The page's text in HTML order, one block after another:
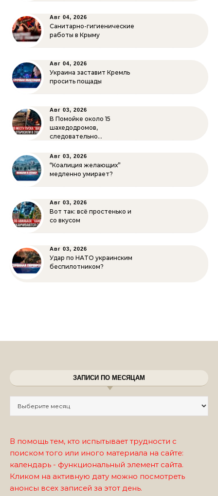
Авг 04, 2026
Санитарно-гигиенические
работы в Крыму
Авг 04, 2026
Украина заставит Кремль
просить пощады
Авг 03, 2026
В Помойке около 15
шахедодромов,
следовательно…
Авг 03, 2026
“Коалиция желающих”
медленно умирает?
Авг 03, 2026
Вот так: всё простенько и
со вкусом
Авг 03, 2026
Удар по НАТО украинским
беспилотником?
ЗАПИСИ ПО МЕСЯЦАМ
В помощь тем, кто испытывает трудности с
поиском того или иного материала на сайте:
календарь - функциональный элемент сайта.
Кликом на активную дату можно посмотреть
анонсы всех записей за этот день.